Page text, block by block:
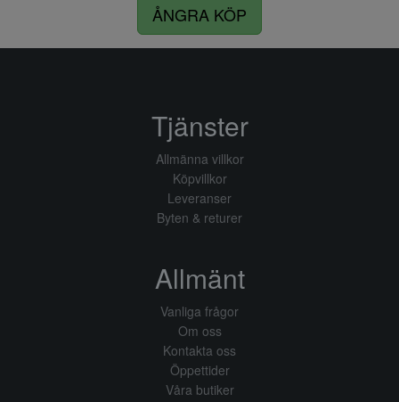
ÅNGRA KÖP
Tjänster
Allmänna villkor
Köpvillkor
Leveranser
Byten & returer
Allmänt
Vanliga frågor
Om oss
Kontakta oss
Öppettider
Våra butiker